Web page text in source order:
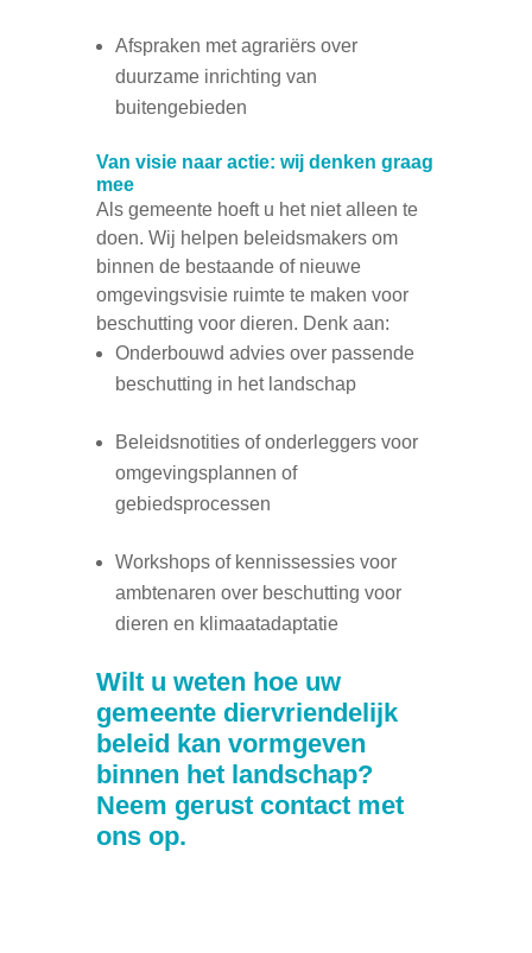
Afspraken met agrariërs over
duurzame inrichting van
buitengebieden
Van visie naar actie: wij denken graag
mee
Als gemeente hoeft u het niet alleen te
doen. Wij helpen beleidsmakers om
binnen de bestaande of nieuwe
omgevingsvisie ruimte te maken voor
beschutting voor dieren. Denk aan:
Onderbouwd advies over passende
beschutting in het landschap
Beleidsnotities of onderleggers voor
omgevingsplannen of
gebiedsprocessen
Workshops of kennissessies voor
ambtenaren over beschutting voor
dieren en klimaatadaptatie
Wilt u weten hoe uw
gemeente diervriendelijk
beleid kan vormgeven
binnen het landschap?
Neem gerust contact met
ons op.